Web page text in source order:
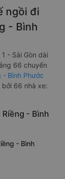
ngồi đi
- Bình
- Sài Gòn dài
66 chuyến
- Bình Phước
66 nhà xe:
Riềng - Bình
- Bình